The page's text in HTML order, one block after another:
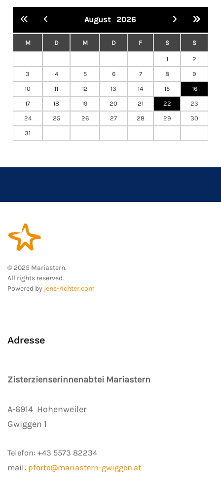
August 2026
M D M D F S S
1
2
3
4 5 6 7 8
9
10
11 12 13 14 15
16
17
18 19 20 21 22
23
24
25 26 27 28 29
30
31
© 2025 Mariastern.
All rights reserved.
Powered by jens-richter.com
Adresse
Zisterzienserinnenabtei Mariastern
A-6914 Hohenweiler
Gwiggen 1
Telefon: +43 5573 82234
mail: pforte@mariastern-gwiggen.at